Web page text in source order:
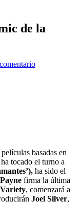
de la
basadas en
tocado el turno a
ha sido el
firma la última
Variety, comenzará a
Joel Silver,